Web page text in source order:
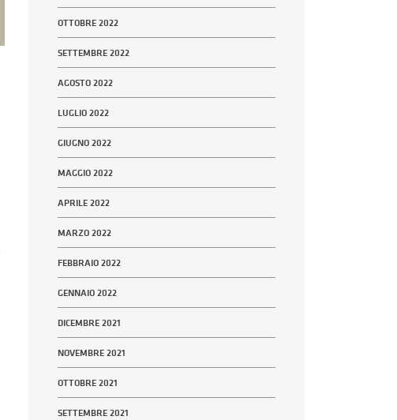
OTTOBRE 2022
SETTEMBRE 2022
AGOSTO 2022
LUGLIO 2022
GIUGNO 2022
MAGGIO 2022
APRILE 2022
MARZO 2022
FEBBRAIO 2022
GENNAIO 2022
DICEMBRE 2021
NOVEMBRE 2021
OTTOBRE 2021
SETTEMBRE 2021